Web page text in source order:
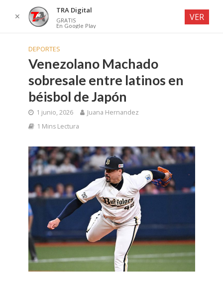
DEPORTES
Venezolano Machado
sobresale entre latinos en
béisbol de Japón
1 junio, 2026
Juana Hernandez
1 Mins Lectura
✕
TRA Digital
GRATIS
En Google Play
VER